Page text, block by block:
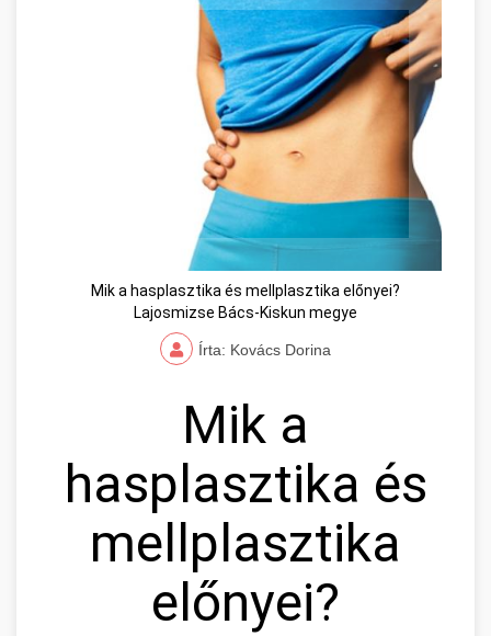
Mik a hasplasztika és mellplasztika előnyei?
Lajosmizse Bács-Kiskun megye
Írta: Kovács Dorina
Mik a
hasplasztika és
mellplasztika
előnyei?